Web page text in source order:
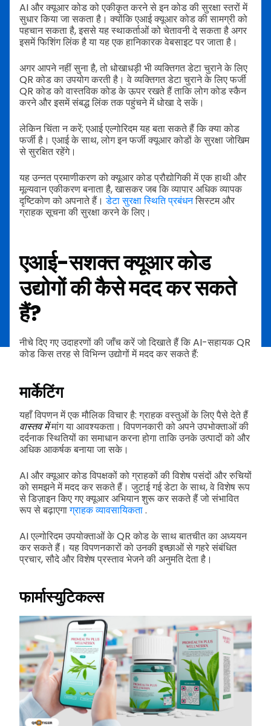
AI और क्यूआर कोड को एकीकृत करने से इन कोड की सुरक्षा स्तरों में
सुधार किया जा सकता है। क्योंकि एआई क्यूआर कोड की सामग्री को
पहचान सकता है, इससे यह स्थाकर्ताओं को चेतावनी दे सकता है अगर
इसमें फिशिंग लिंक है या यह एक हानिकारक वेबसाइट पर जाता है।
अगर आपने नहीं सुना है, तो धोखाधड़ी भी व्यक्तिगत डेटा चुराने के लिए
QR कोड का उपयोग करती है। वे व्यक्तिगत डेटा चुराने के लिए फर्जी
QR कोड को वास्तविक कोड के ऊपर रखते हैं ताकि लोग कोड स्कैन
करने और इसमें संबद्ध लिंक तक पहुंचने में धोखा दे सकें।
लेकिन चिंता न करें; एआई एल्गोरिदम यह बता सकते हैं कि क्या कोड
फर्जी है। एआई के साथ, लोग इन फर्जी क्यूआर कोडों के सुरक्षा जोखिम
से सुरक्षित रहेंगे।
यह उन्नत प्रमाणीकरण को क्यूआर कोड प्रौद्योगिकी में एक हाथी और
मूल्यवान एकीकरण बनाता है, खासकर जब कि व्यापार अधिक व्यापक
दृष्टिकोण को अपनाते हैं।डेटा सुरक्षा स्थिति प्रबंधनसिस्टम और
ग्राहक सूचना की सुरक्षा करने के लिए।
एआई-सशक्त क्यूआर कोड
उद्योगों की कैसे मदद कर सकते
हैं?
नीचे दिए गए उदाहरणों की जाँच करें जो दिखाते हैं कि AI-सहायक QR
कोड किस तरह से विभिन्न उद्योगों में मदद कर सकते हैं:
मार्केटिंग
यहाँ विपणन में एक मौलिक विचार है: ग्राहक वस्तुओं के लिए पैसे देते हैं
वास्तव मेंमांग या आवश्यकता। विपणनकारी को अपने उपभोक्ताओं की
दर्दनाक स्थितियों का समाधान करना होगा ताकि उनके उत्पादों को और
अधिक आकर्षक बनाया जा सके।
AI और क्यूआर कोड विपक्षकों को ग्राहकों की विशेष पसंदों और रुचियों
को समझने में मदद कर सकते हैं। जुटाई गई डेटा के साथ, वे विशेष रूप
से डिज़ाइन किए गए क्यूआर अभियान शुरू कर सकते हैं जो संभावित
रूप से बढ़ाएगाग्राहक व्यावसायिकता.
AI एल्गोरिदम उपयोक्ताओं के QR कोड के साथ बातचीत का अध्ययन
कर सकते हैं। यह विपणनकारों को उनकी इच्छाओं से गहरे संबंधित
प्रचार, सौदे और विशेष प्रस्ताव भेजने की अनुमति देता है।
फार्मास्युटिकल्स